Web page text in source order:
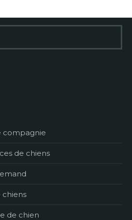
compagnie
de chiens
chiens
de chien